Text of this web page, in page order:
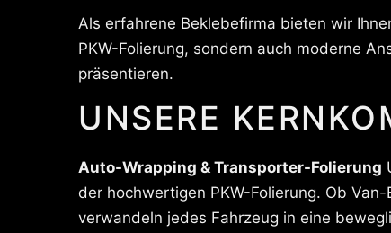
Als erfahrene Beklebefirma bieten wir
PKW-Folierung, sondern auch moderne
präsentieren.
UNSERE
Auto-Wrapping & Transporter-Folierung
der hochwertigen PKW-Folierung. Ob
verwandeln jedes Fahrzeug in eine